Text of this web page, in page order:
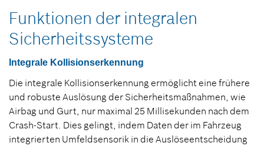
Funktionen der integralen
Sicherheitssysteme
Integrale Kollisionserkennung
Die integrale Kollisionserkennung ermöglicht eine frühere
und robuste Auslösung der Sicherheitsmaßnahmen, wie
Airbag und Gurt, nur maximal 25 Millisekunden nach dem
Crash-Start. Dies gelingt, indem Daten der im Fahrzeug
integrierten Umfeldsensorik in die Auslöseentscheidung